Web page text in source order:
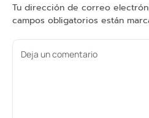
Tu dirección de correo
campos obligatorios están